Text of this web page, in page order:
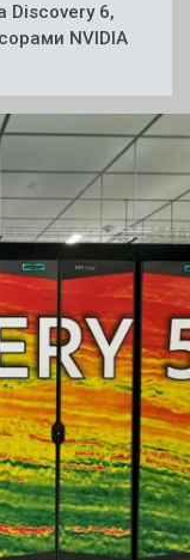
Discovery 6,
NVIDIA